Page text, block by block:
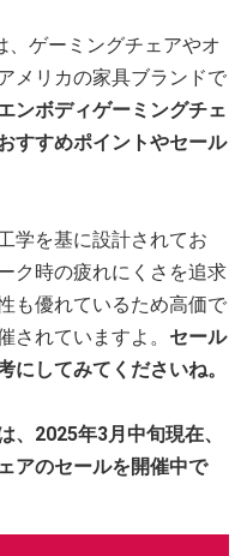
、ゲーミングチェアやオ
メリカの家具ブランドで
ンボディゲーミングチェ
すすめポイントやセール
学を基に設計されてお
ク時の疲れにくさを追求
も優れているため高価で
されていますよ。 セール
にしてみてくださいね。
、2025年3月中旬現在、
アのセールを開催中で